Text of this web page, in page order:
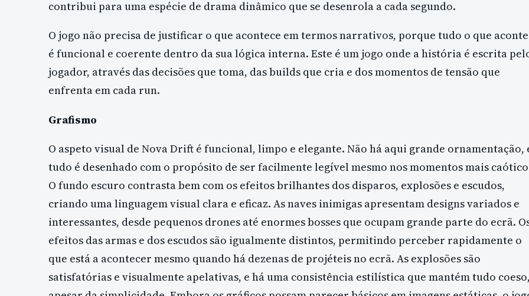
contribui para uma espécie de drama dinâmico que se desenrola a cada segundo.
O jogo não precisa de justificar o que acontece em termos narrativos, porque tudo o que
é funcional e coerente dentro da sua lógica interna. Este é um jogo onde a história é escrita
jogador, através das decisões que toma, das builds que cria e dos momentos de tensão que
enfrenta em cada run.
Grafismo
O aspeto visual de Nova Drift é funcional, limpo e elegante. Não há aqui grande ornamentação,
tudo é desenhado com o propósito de ser facilmente legível mesmo nos momentos mais
O fundo escuro contrasta bem com os efeitos brilhantes dos disparos, explosões e escudos,
criando uma linguagem visual clara e eficaz. As naves inimigas apresentam designs variados e
interessantes, desde pequenos drones até enormes bosses que ocupam grande parte do ecrã.
efeitos das armas e dos escudos são igualmente distintos, permitindo perceber rapidamente o
que está a acontecer mesmo quando há dezenas de projéteis no ecrã. As explosões são
satisfatórias e visualmente apelativas, e há uma consistência estilística que mantém tudo coeso,